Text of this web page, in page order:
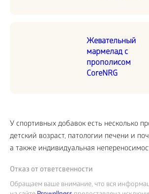
Жевательный
мармелад с
прополисом
CoreNRG
У спортивных добавок есть несколько
детский возраст, патологии печени и
а также индивидуальная
Отказ от ответсвенности
Обращаем ваше внимание, что вся